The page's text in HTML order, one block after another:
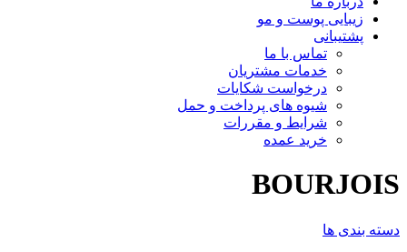
زیبایی پوست و مو
پشتیبانی
تماس با ما
خدمات مشتریان
درخواست شکایات
شیوه های پرداخت و حمل
شرایط و مقررات
خرید عمده
BOURJOIS
دسته بندی ها